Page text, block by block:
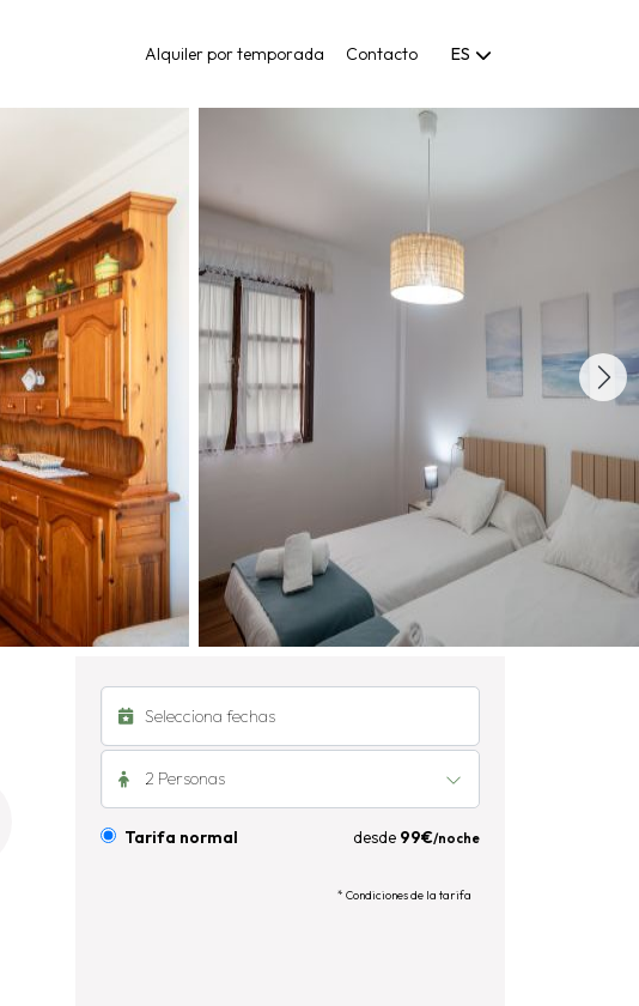
Alquiler por temporada Contacto ES
2 Personas
Tarifa normal desde 99€/noche
* Condiciones de la tarifa